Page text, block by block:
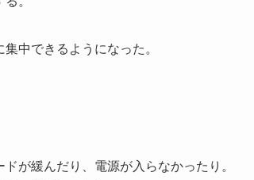
中できるようになった。
が緩んだり、電源が入らなかったり。